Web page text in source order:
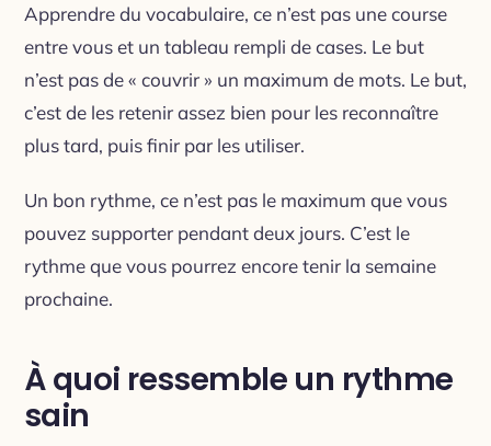
Apprendre du vocabulaire, ce n’est pas une course
entre vous et un tableau rempli de cases. Le but
n’est pas de « couvrir » un maximum de mots. Le but,
c’est de les retenir assez bien pour les reconnaître
plus tard, puis finir par les utiliser.
Un bon rythme, ce n’est pas le maximum que vous
pouvez supporter pendant deux jours. C’est le
rythme que vous pourrez encore tenir la semaine
prochaine.
À quoi ressemble un rythme
sain